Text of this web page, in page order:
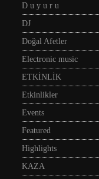
D u y u r u
DJ
Doğal Afetler
Electronic music
ETKİNLİK
Etkinlikler
Events
Featured
Highlights
KAZA